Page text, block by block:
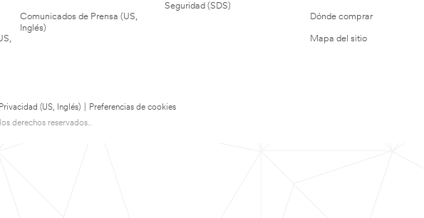
Comunicados de Prensa (US,
Inglés)
Seguridad (SDS)
Dónde comprar
Mapa del sitio
Privacidad (US, Inglés)
Preferencias de cookies
derechos reservados..